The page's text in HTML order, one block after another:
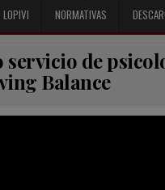
NORMATIVAS
servicio de
Balance